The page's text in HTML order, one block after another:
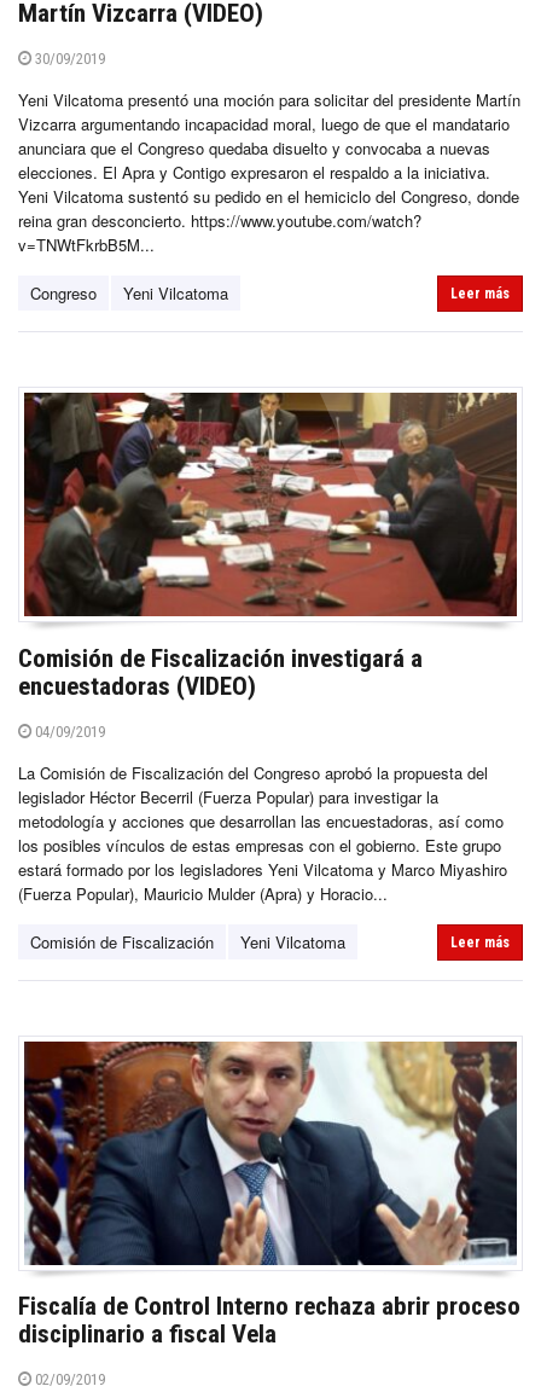
Martín Vizcarra (VIDEO)
30/09/2019
Yeni Vilcatoma presentó una moción para solicitar del presidente Martín
Vizcarra argumentando incapacidad moral, luego de que el mandatario
anunciara que el Congreso quedaba disuelto y convocaba a nuevas
elecciones. El Apra y Contigo expresaron el respaldo a la iniciativa.
Yeni Vilcatoma sustentó su pedido en el hemiciclo del Congreso, donde
reina gran desconcierto. https://www.youtube.com/watch?
v=TNWtFkrbB5M...
Congreso Yeni Vilcatoma Leer más
Comisión de Fiscalización investigará a
encuestadoras (VIDEO)
04/09/2019
La Comisión de Fiscalización del Congreso aprobó la propuesta del
legislador Héctor Becerril (Fuerza Popular) para investigar la
metodología y acciones que desarrollan las encuestadoras, así como
los posibles vínculos de estas empresas con el gobierno. Este grupo
estará formado por los legisladores Yeni Vilcatoma y Marco Miyashiro
(Fuerza Popular), Mauricio Mulder (Apra) y Horacio...
Comisión de Fiscalización Yeni Vilcatoma Leer más
Fiscalía de Control Interno rechaza abrir proceso
disciplinario a fiscal Vela
02/09/2019